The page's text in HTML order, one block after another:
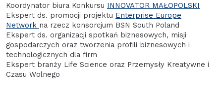
Koordynator biura Konkursu INNOVATOR MAŁOPOLSKI
Ekspert ds. promocji projektu Enterprise Europe
Network na rzecz konsorcjum BSN South Poland
Ekspert ds. organizacji spotkań biznesowych, misji
gospodarczych oraz tworzenia profili biznesowych i
technologicznych dla firm
Ekspert branży Life Science oraz Przemysły Kreatywne i
Czasu Wolnego